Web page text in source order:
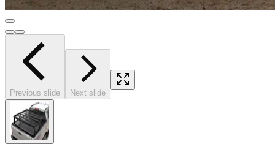
Previous slide Next slide